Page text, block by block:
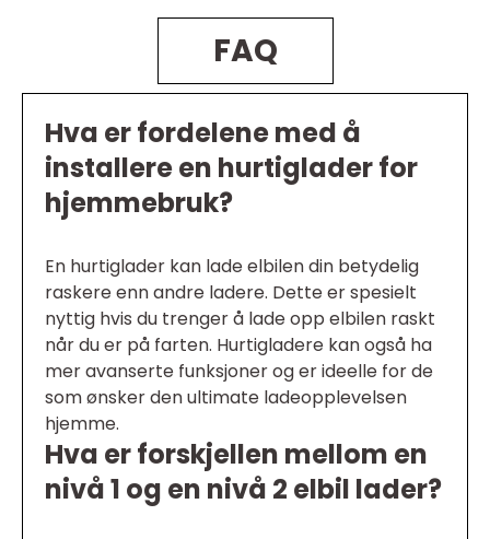
FAQ
Hva er fordelene med å
installere en hurtiglader for
hjemmebruk?
En hurtiglader kan lade elbilen din betydelig
raskere enn andre ladere. Dette er spesielt
nyttig hvis du trenger å lade opp elbilen raskt
når du er på farten. Hurtigladere kan også ha
mer avanserte funksjoner og er ideelle for de
som ønsker den ultimate ladeopplevelsen
hjemme.
Hva er forskjellen mellom en
nivå 1 og en nivå 2 elbil lader?